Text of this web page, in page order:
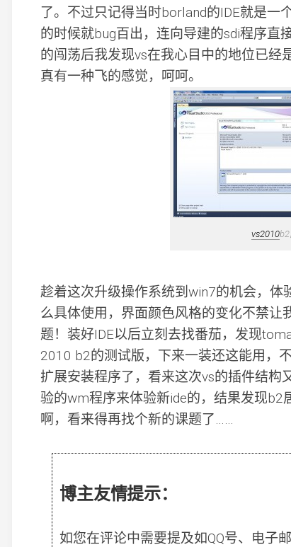
了。不过只记得当时borland的IDE就是一
的时候就bug百出，连向导建的sdi程序直
的闯荡后我发现vs在我心目中的地位已经
真有一种飞的感觉，呵呵。
vs2010
趁着这次升级操作系统到win7的机会，
么具体使用，界面颜色风格的变化不禁让
题！装好IDE以后立刻去找番茄，发现
2010 b2的测试版，下来一装还这能用，
扩展安装程序了，看来这次vs的插件结构
验的wm程序来体验新ide的，结果发现
啊，看来得再找个新的课题了……
博主友情提示：
如您在评论中需要提及如QQ号、电子